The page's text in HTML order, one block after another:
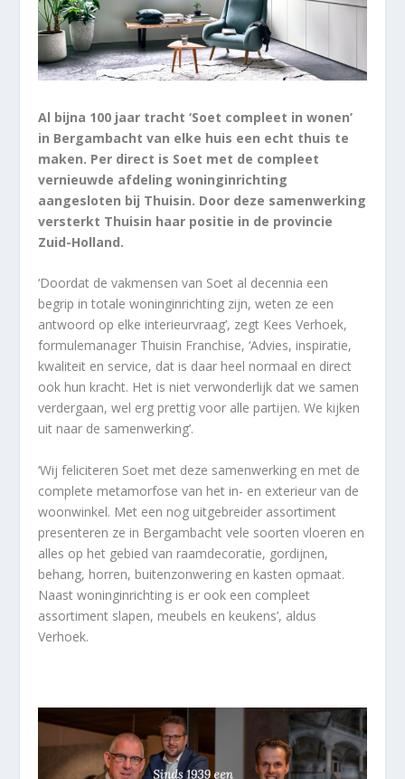
Al bijna 100 jaar tracht ‘Soet compleet in wonen’
in Bergambacht van elke huis een echt thuis te
maken. Per direct is Soet met de compleet
vernieuwde afdeling woninginrichting
aangesloten bij Thuisin. Door deze samenwerking
versterkt Thuisin haar positie in de provincie
Zuid-Holland.
‘Doordat de vakmensen van Soet al decennia een
begrip in totale woninginrichting zijn, weten ze een
antwoord op elke interieurvraag’, zegt Kees Verhoek,
formulemanager Thuisin Franchise, ‘Advies, inspiratie,
kwaliteit en service, dat is daar heel normaal en direct
ook hun kracht. Het is niet verwonderlijk dat we samen
verdergaan, wel erg prettig voor alle partijen. We kijken
uit naar de samenwerking’.
‘Wij feliciteren Soet met deze samenwerking en met de
complete metamorfose van het in- en exterieur van de
woonwinkel. Met een nog uitgebreider assortiment
presenteren ze in Bergambacht vele soorten vloeren en
alles op het gebied van raamdecoratie, gordijnen,
behang, horren, buitenzonwering en kasten opmaat.
Naast woninginrichting is er ook een compleet
assortiment slapen, meubels en keukens’, aldus
Verhoek.